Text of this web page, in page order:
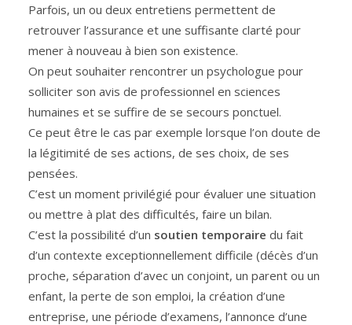
Parfois, un ou deux entretiens permettent de
retrouver l’assurance et une suffisante clarté pour
mener à nouveau à bien son existence.
On peut souhaiter rencontrer un psychologue pour
solliciter son avis de professionnel en sciences
humaines et se suffire de se secours ponctuel.
Ce peut être le cas par exemple lorsque l’on doute de
la légitimité de ses actions, de ses choix, de ses
pensées.
C’est un moment privilégié pour évaluer une situation
ou mettre à plat des difficultés, faire un bilan.
C’est la possibilité d’un soutien temporaire du fait
d’un contexte exceptionnellement difficile (décès d’un
proche, séparation d’avec un conjoint, un parent ou un
enfant, la perte de son emploi, la création d’une
entreprise, une période d’examens, l’annonce d’une